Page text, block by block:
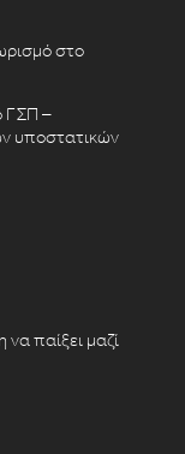
στο
ΓΣΠ –
υποστατικών
παίξει μαζί